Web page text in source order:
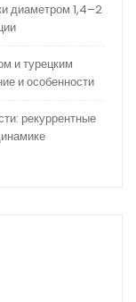
диаметром 1,4–2
и турецким
и особенности
рекуррентные